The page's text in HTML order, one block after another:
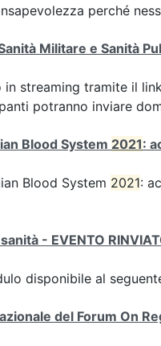
perché
Militare e Sanità
streaming tramite il
potranno inviare
Blood System 2021:
Blood System 2021:
- EVENTO
disponibile al
del Forum On